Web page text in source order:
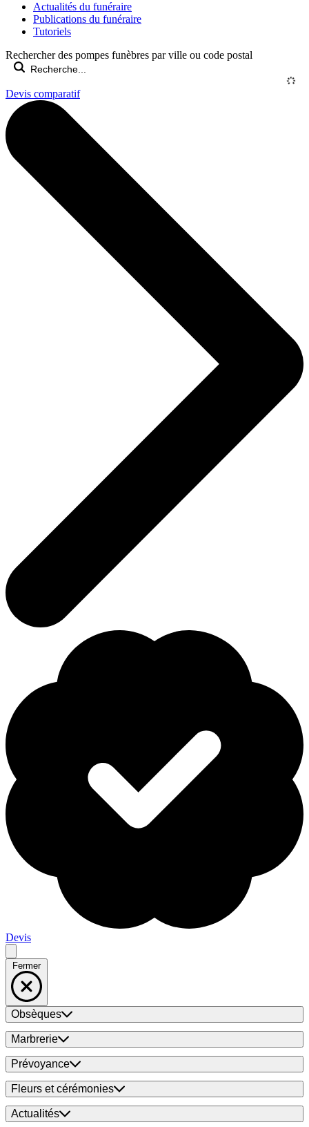
Actualités du funéraire
Publications du funéraire
Tutoriels
Rechercher des pompes funèbres par ville ou code postal
Devis comparatif
Devis
Fermer
Obsèques
Marbrerie
Prévoyance
Fleurs et cérémonies
Actualités